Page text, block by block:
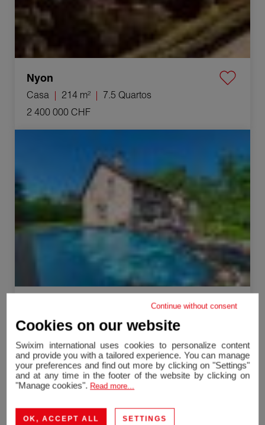
Nyon
Casa 214 m²
7.5 Quartos
2 400 000 CHF
Casa 180 m²
5 Quartos
3 190 000 CHF
Venda Casa Nyon 8 Quartos 280 m²
Continue without consent
Cookies on our website
Swixim international uses cookies to personalize content
and provide you with a tailored experience. You can manage
your preferences and find out more by clicking on "Settings"
and at any time in the footer of the website by clicking on
"Manage cookies". Read more...
OK, ACCEPT ALL SETTINGS